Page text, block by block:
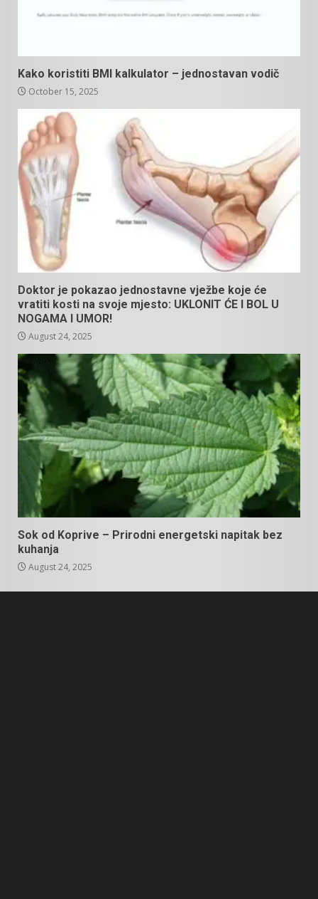
Kako koristiti BMI kalkulator – jednostavan vodič
October 15, 2025
Doktor je pokazao jednostavne vježbe koje će
vratiti kosti na svoje mjesto: UKLONIT ĆE I BOL U
NOGAMA I UMOR!
August 24, 2025
Sok od Koprive – Prirodni energetski napitak bez
kuhanja
August 24, 2025